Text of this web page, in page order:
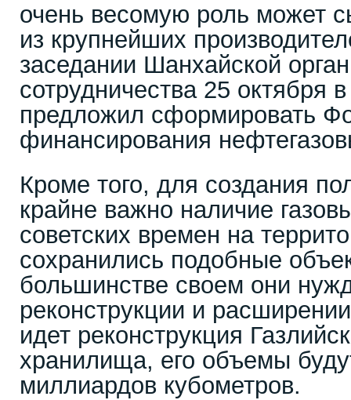
очень весомую роль может
из крупнейших
заседании Шанхайской
сотрудничества 25 октября
предложил сформировать
финансирования
Кроме того, для создания
крайне важно наличие
советских времен на
сохранились подобные
большинстве своем они
реконструкции и
идет реконструкция
хранилища, его объемы
миллиардов кубометров.